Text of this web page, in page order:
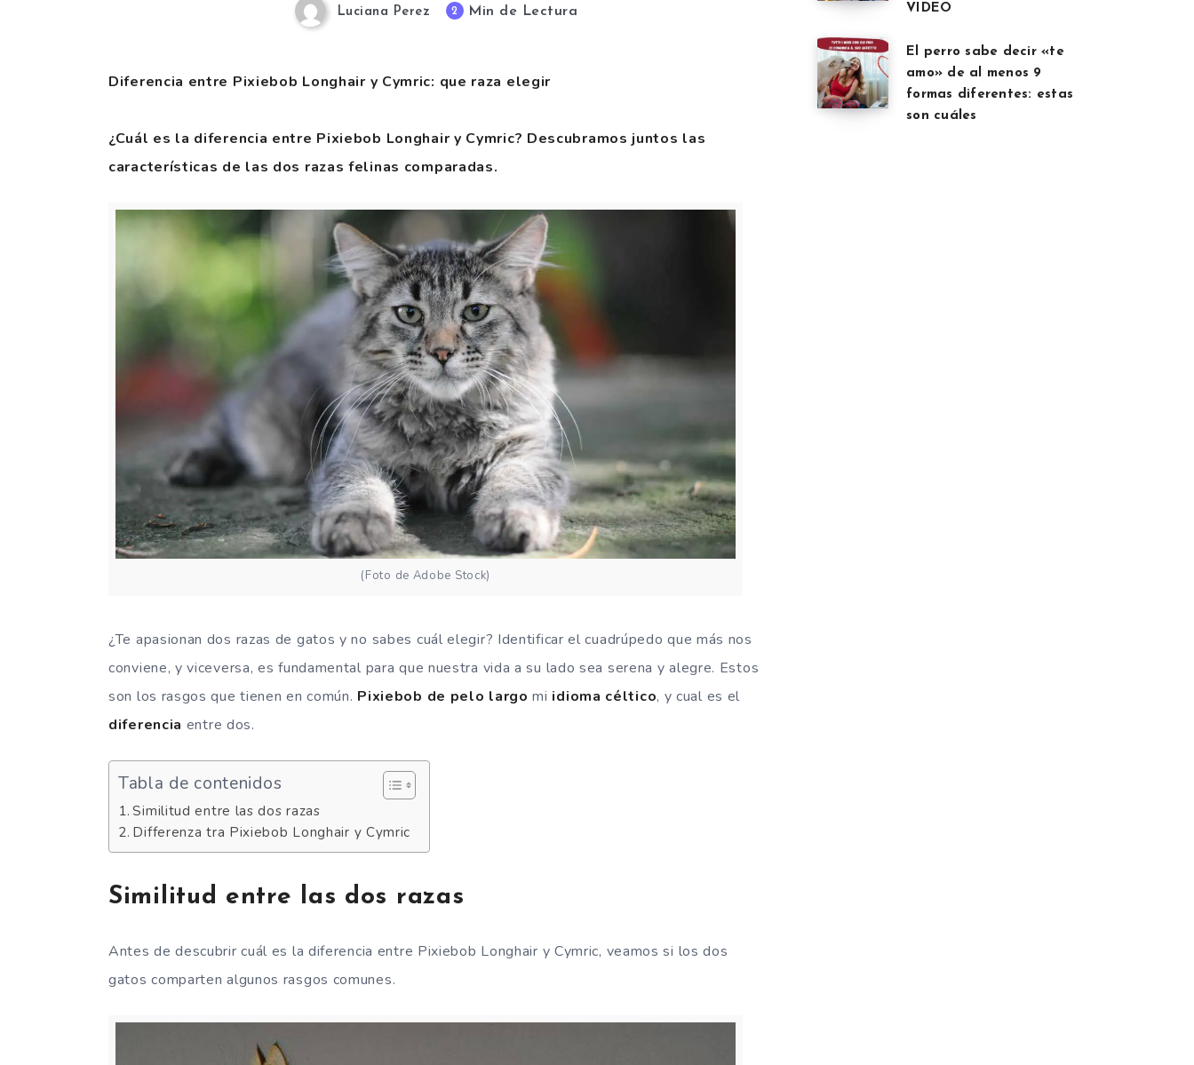
Luciana Perez 2 Min de Lectura
Diferencia entre Pixiebob Longhair y Cymric: que raza elegir
¿Cuál es la diferencia entre Pixiebob Longhair y Cymric? Descubramos juntos las
características de las dos razas felinas comparadas.
(Foto de Adobe Stock)
¿Te apasionan dos razas de gatos y no sabes cuál elegir? Identificar el cuadrúpedo que más nos
conviene, y viceversa, es fundamental para que nuestra vida a su lado sea serena y alegre. Estos
son los rasgos que tienen en común. Pixiebob de pelo largo mi idioma céltico, y cual es el
diferencia entre dos.
Tabla de contenidos
Similitud entre las dos razas
Differenza tra Pixiebob Longhair y Cymric
Similitud entre las dos razas
Antes de descubrir cuál es la diferencia entre Pixiebob Longhair y Cymric, veamos si los dos
gatos comparten algunos rasgos comunes.
VIDEO
El perro sabe decir «te
amo» de al menos 9
formas diferentes: estas
son cuáles